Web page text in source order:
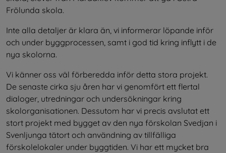
Frölunda skola.
Inte alla detaljer är klara än, vi informerar löpande inför
och under byggprocessen, samt i god tid kring inflytt i de
nya skolorna.
Vi känner oss väl förberedda inför detta stora projekt.
De senaste cirka sju åren har vi genomfört ett flertal
dialoger, utredningar och undersökningar kring
skolorganisationen. Dessutom har vi precis avslutat ett
stort projekt med bygget av den nya förskolan Svedjan i
Svenljunga tätort och användning av tillfälliga
förskolelokaler under byggtiden. Vi har ett mycket bra